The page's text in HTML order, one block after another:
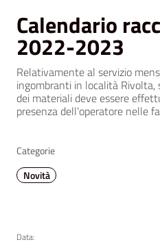
Calendario
2022-2023
Relativamente al servizio
ingombranti in località
dei materiali deve essere
presenza dell’operatore nelle
Categorie
Novità
Data: